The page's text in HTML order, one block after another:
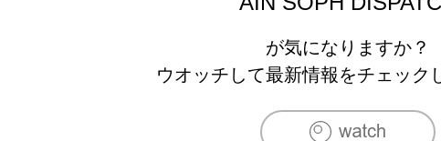
が気になりますか？
ウオッチして最新情報をチェック